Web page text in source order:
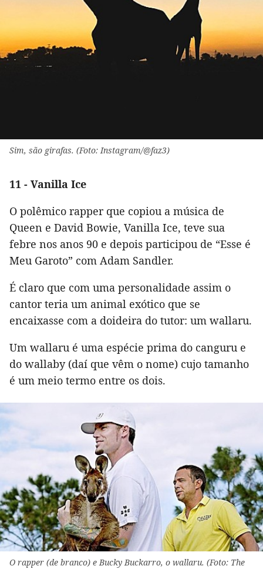
Sim, são girafas. (Foto: Instagram/@faz3)
11 - Vanilla Ice
O polêmico rapper que copiou a música de
Queen e David Bowie, Vanilla Ice, teve sua
febre nos anos 90 e depois participou de “Esse é
Meu Garoto” com Adam Sandler.
É claro que com uma personalidade assim o
cantor teria um animal exótico que se
encaixasse com a doideira do tutor: um wallaru.
Um wallaru é uma espécie prima do canguru e
do wallaby (daí que vêm o nome) cujo tamanho
é um meio termo entre os dois.
O rapper (de branco) e Bucky Buckarro, o wallaru. (Foto: The